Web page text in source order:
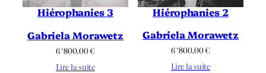
Hiérophanies 3
Gabriela Morawetz
6 ‘800.00€
Lire la suite
Hiérophanies 2
Gabriela Morawetz
6 ‘800.00€
Lire la suite